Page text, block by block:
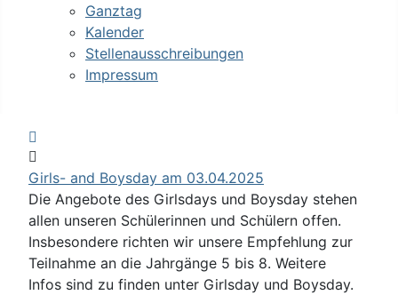
Ganztag
Kalender
Stellenausschreibungen
Impressum
Girls- and Boysday am 03.04.2025
Die Angebote des Girlsdays und Boysday stehen
allen unseren Schülerinnen und Schülern offen.
Insbesondere richten wir unsere Empfehlung zur
Teilnahme an die Jahrgänge 5 bis 8. Weitere
Infos sind zu finden unter Girlsday und Boysday.